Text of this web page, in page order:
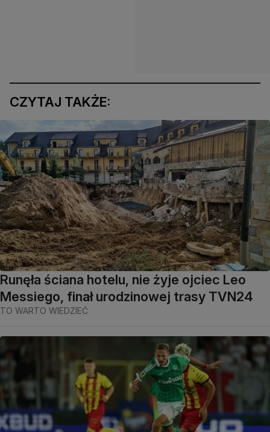
CZYTAJ TAKŻE:
Runęła ściana hotelu, nie żyje ojciec Leo
Messiego, finał urodzinowej trasy TVN24
TO WARTO WIEDZIEĆ